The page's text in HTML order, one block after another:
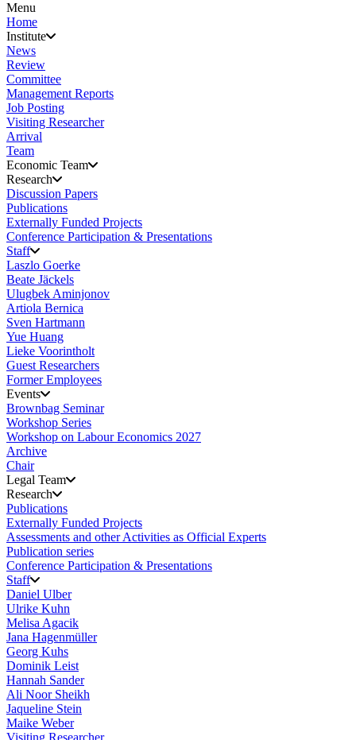
Menu
Home
Institute
News
Review
Committee
Management Reports
Job Posting
Visiting Researcher
Arrival
Team
Economic Team
Research
Discussion Papers
Publications
Externally Funded Projects
Conference Participation & Presentations
Staff
Laszlo Goerke
Beate Jäckels
Ulugbek Aminjonov
Artiola Bernica
Sven Hartmann
Yue Huang
Lieke Voorintholt
Guest Researchers
Former Employees
Events
Brownbag Seminar
Workshop Series
Workshop on Labour Economics 2027
Archive
Chair
Legal Team
Research
Publications
Externally Funded Projects
Assessments and other Activities as Official Experts
Publication series
Conference Participation & Presentations
Staff
Daniel Ulber
Ulrike Kuhn
Melisa Agacik
Jana Hagenmüller
Georg Kuhs
Dominik Leist
Hannah Sander
Ali Noor Sheikh
Jaqueline Stein
Maike Weber
Visiting Researcher